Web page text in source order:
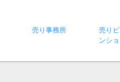
売り事務所
売り
ンシ